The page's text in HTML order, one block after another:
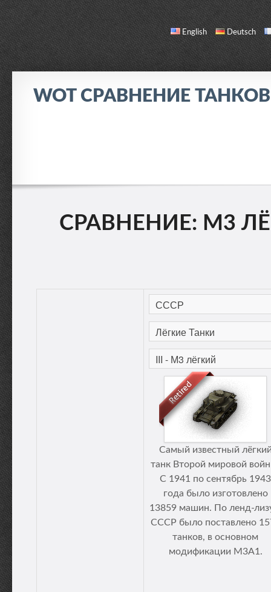
English Deutsch
WOT СРАВНЕНИЕ
О НАС / ОБРАТНАЯ СВЯЗЬ
СРАВНЕНИЕ: М3
Самый известный
танк Второй мировой
С 1941 по сентябрь 1943
года было изготовлено
13859 машин. По ленд-
СССР было поставлено
танков, в основном
модификации М3А1.